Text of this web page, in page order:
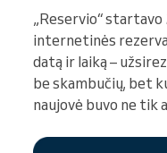
„Reservio“
internetinės
datą ir laiką –
be skambučių, bet
naujovė buvo ne tik